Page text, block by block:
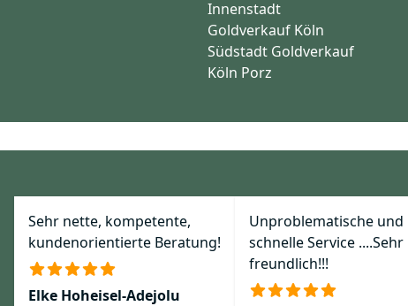
Sehr nette, kompetente,
kundenorientierte Beratung!
Elke Hoheisel-Adejolu
Unproblematische und
schnelle Service ....Sehr
freundlich!!!